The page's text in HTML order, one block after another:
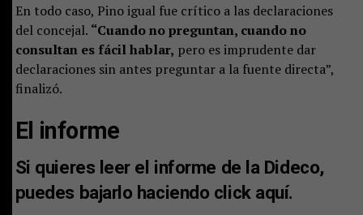
En todo caso, Pino igual fue crítico a las declaraciones
del concejal. “Cuando no preguntan, cuando no
consultan es fácil hablar, pero es imprudente dar
declaraciones sin antes preguntar a la fuente directa”,
finalizó.
El informe
Si quieres leer el informe de la Dideco,
puedes bajarlo haciendo click aquí.